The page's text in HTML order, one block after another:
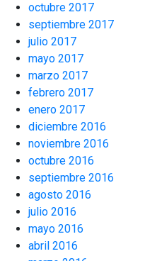
octubre 2017
septiembre 2017
julio 2017
mayo 2017
marzo 2017
febrero 2017
enero 2017
diciembre 2016
noviembre 2016
octubre 2016
septiembre 2016
agosto 2016
julio 2016
mayo 2016
abril 2016